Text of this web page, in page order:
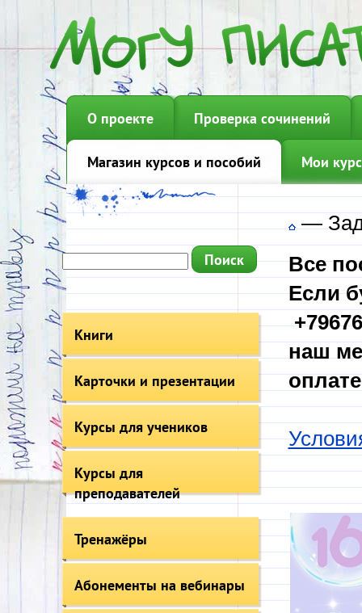
О проекте Проверка сочинений
Магазин курсов и пособий Мои
Книги
Карточки и презентации
Курсы для учеников
Курсы для
преподавателей
Тренажёры
Абонементы на вебинары
—
Все
Если
наш